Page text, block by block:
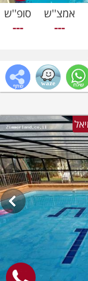
אמצ''ש
---
סופ''ש
---